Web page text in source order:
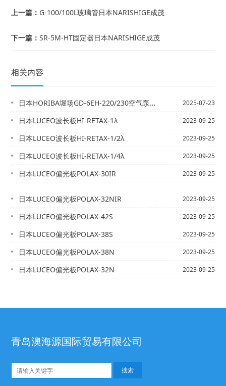
上一篇： G-100/100L玻璃管日本NARISHIGE成茂
下一篇：SR-5M-HT固定器日本NARISHIGE成茂
相关内容
日本HORIBA堀场GD-6EH-220/230空气泵EMP泵 2025-07-23
日本LUCEO波长板HI-RETAX-1λ 2023-09-25
日本LUCEO波长板HI-RETAX-1/2λ 2023-09-25
日本LUCEO波长板HI-RETAX-1/4λ 2023-09-25
日本LUCEO偏光板POLAX-30IR 2023-09-25
日本LUCEO偏光板POLAX-32NIR 2023-09-25
日本LUCEO偏光板POLAX-42S 2023-09-25
日本LUCEO偏光板POLAX-38S 2023-09-25
日本LUCEO偏光板POLAX-38N 2023-09-25
日本LUCEO偏光板POLAX-32N 2023-09-25
青岛澳海源国际贸易有限公司